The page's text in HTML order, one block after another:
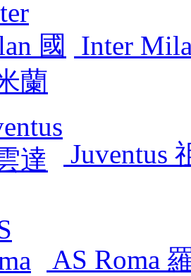
Inter
Juventus
AS Roma